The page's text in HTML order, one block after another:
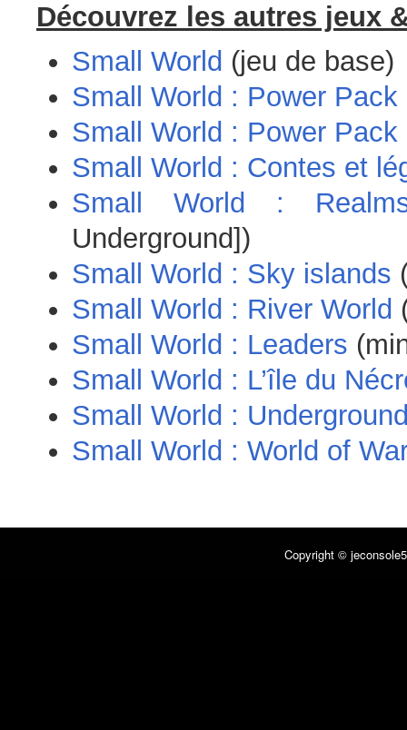
Découvrez les autres jeux
Small World (jeu de base)
Small World : Power Pack
Small World : Power Pack
Small World : Contes et
Small World :
Underground])
Small World : Sky islands
Small World : River World
Small World : Leaders
Small World : L’île du
Small World :
Small World : World of
Copyright ©